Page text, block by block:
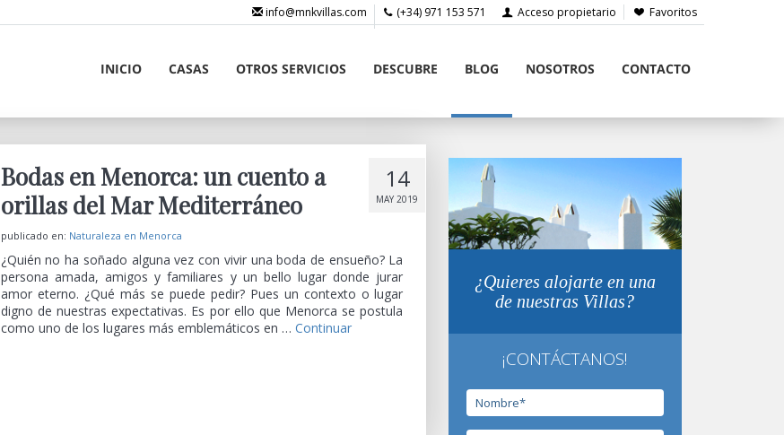
Favoritos
Acceso propietario
(+34) 971 153 571
info@mnkvillas.com
INICIO CASAS OTROS SERVICIOS DESCUBRE BLOG NOSOTROS CONTACTO
14
MAY 2019
Bodas en Menorca: un cuento a
orillas del Mar Mediterráneo
publicado en: Naturaleza en Menorca
¿Quién no ha soñado alguna vez con vivir una boda de ensueño? La
persona amada, amigos y familiares y un bello lugar donde jurar
amor eterno. ¿Qué más se puede pedir? Pues un contexto o lugar
digno de nuestras expectativas. Es por ello que Menorca se postula
como uno de los lugares más emblemáticos en … Continuar
¿Quieres alojarte en una
de nuestras Villas?
¡CONTÁCTANOS!